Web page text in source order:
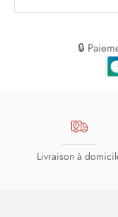
🔒
Livraison à